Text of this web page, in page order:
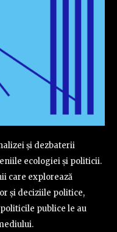
și dezbaterii
ecologiei și politicii.
care explorează
și deciziile politice,
publice le au